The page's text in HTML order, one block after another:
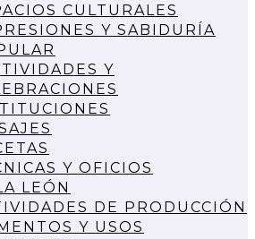
CULTURALES
Y SABIDURÍA
Y
Y OFICIOS
LEÓN
DE PRODUCCIÓN
Y USOS